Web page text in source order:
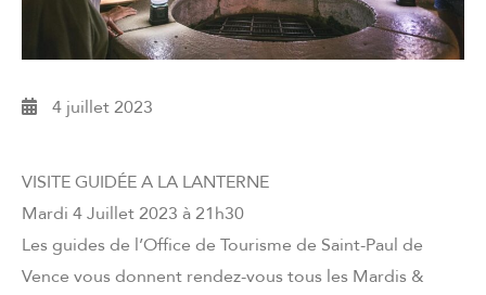
4 juillet 2023
VISITE GUIDÉE A LA LANTERNE
Mardi 4 Juillet 2023 à 21h30
Les guides de l’Office de Tourisme de Saint-Paul de
Vence vous donnent rendez-vous tous les Mardis &